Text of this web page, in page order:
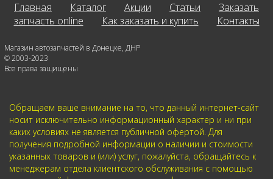
Главная Каталог Акции Статьи
Заказать
запчасть online
Как заказать и купить Контакты
Магазин автозапчастей в Донецке, ДНР
© 2003-2023
Все права защищены
Обращаем ваше внимание на то, что данный интернет-сайт
носит исключительно информационный характер и ни при
каких условиях не является публичной офертой. Для
получения подробной информации о наличии и стоимости
указанных товаров и (или) услуг, пожалуйста, обращайтесь к
менеджерам отдела клиентского обслуживания с помощью